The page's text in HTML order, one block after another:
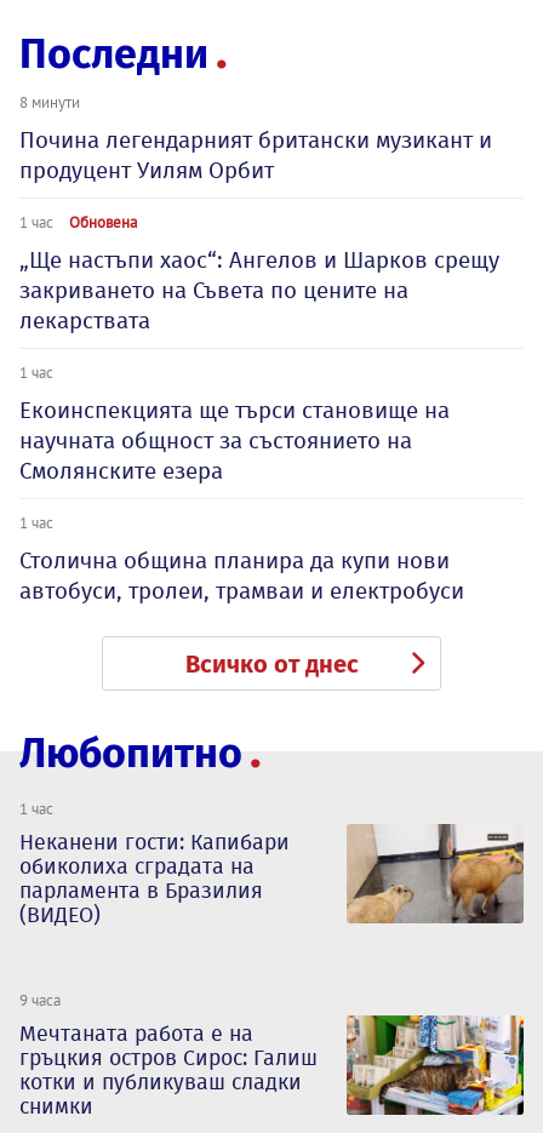
Последни
8 минути
Почина легендарният британски музикант и
продуцент Уилям Орбит
1 час Обновена
„Ще настъпи хаос“: Ангелов и Шарков срещу
закриването на Съвета по цените на
лекарствата
1 час
Екоинспекцията ще търси становище на
научната общност за състоянието на
Смолянските езера
1 час
Столична община планира да купи нови
автобуси, тролеи, трамваи и електробуси
Всичко от днес
Любопитно
1 час
Неканени гости: Капибари
обиколиха сградата на
парламента в Бразилия
(ВИДЕО)
9 часа
Мечтаната работа е на
гръцкия остров Сирос: Галиш
котки и публикуваш сладки
снимки